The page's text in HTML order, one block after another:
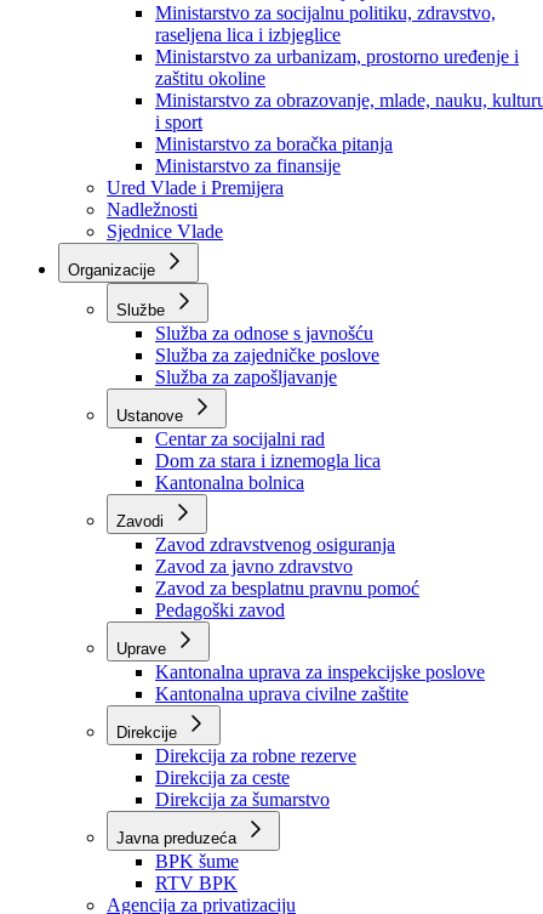
Ministarstvo za privredu
Ministarstvo za pravosuđe, upravu i radne odnose
Ministarstvo za unutrašnje poslove
Ministarstvo za socijalnu politiku, zdravstvo,
raseljena lica i izbjeglice
Ministarstvo za urbanizam, prostorno uređenje i
zaštitu okoline
Ministarstvo za obrazovanje, mlade, nauku,
i sport
Ministarstvo za boračka pitanja
Ministarstvo za finansije
Ured Vlade i Premijera
Nadležnosti
Sjednice Vlade
Organizacije
Službe
Služba za odnose s javnošću
Služba za zajedničke poslove
Služba za zapošljavanje
Ustanove
Centar za socijalni rad
Dom za stara i iznemogla lica
Kantonalna bolnica
Zavodi
Zavod zdravstvenog osiguranja
Zavod za javno zdravstvo
Zavod za besplatnu pravnu pomoć
Pedagoški zavod
Kantonalna uprava za inspekcijske poslove
Kantonalna uprava civilne zaštite
Direkcije
Direkcija za robne rezerve
Direkcija za ceste
Direkcija za šumarstvo
Javna preduzeća